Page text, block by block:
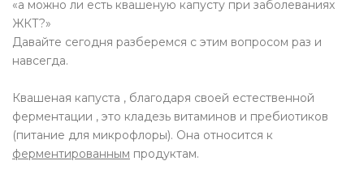
«а можно ли есть квашеную капусту при заболеваниях
ЖКТ?»
Давайте сегодня разберемся с этим вопросом раз и
навсегда.
Квашеная капуста , благодаря своей естественной
ферментации , это кладезь витаминов и пребиотиков
(питание для микрофлоры). Она относится к
ферментированным продуктам.